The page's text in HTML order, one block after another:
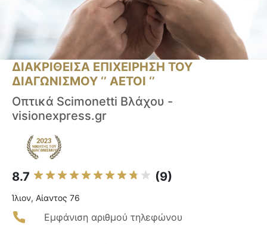
ΔΙΑΚΡΙΘΕΙΣΑ ΕΠΙΧΕΙΡΗΣΗ ΤΟΥ
ΔΙΑΓΩΝΙΣΜΟΥ ‘’ ΑΕΤΟΙ ‘’
Οπτικά Scimonetti Βλάχου -
visionexpress.gr
8.7 (9)
Ίλιον, Αίαντος 76
Εμφάνιση αριθμού τηλεφώνου